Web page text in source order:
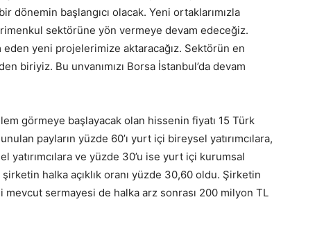
dönemin başlangıcı olacak. Yeni ortaklarımızla
sektörüne yön vermeye devam edeceğiz.
yeni projelerimize aktaracağız. Sektörün en
biriyiz. Bu unvanımızı Borsa İstanbul’da devam
görmeye başlayacak olan hissenin fiyatı 15 Türk
payların yüzde 60’ı yurt içi bireysel yatırımcılara,
yatırımcılara ve yüzde 30’u ise yurt içi kurumsal
halka açıklık oranı yüzde 30,60 oldu. Şirketin
sermayesi de halka arz sonrası 200 milyon TL